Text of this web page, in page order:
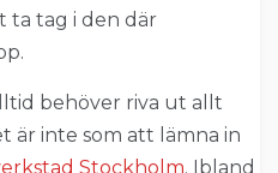
ta tag i den där
behöver riva ut allt
är inte som att lämna in
Stockholm. Ibland